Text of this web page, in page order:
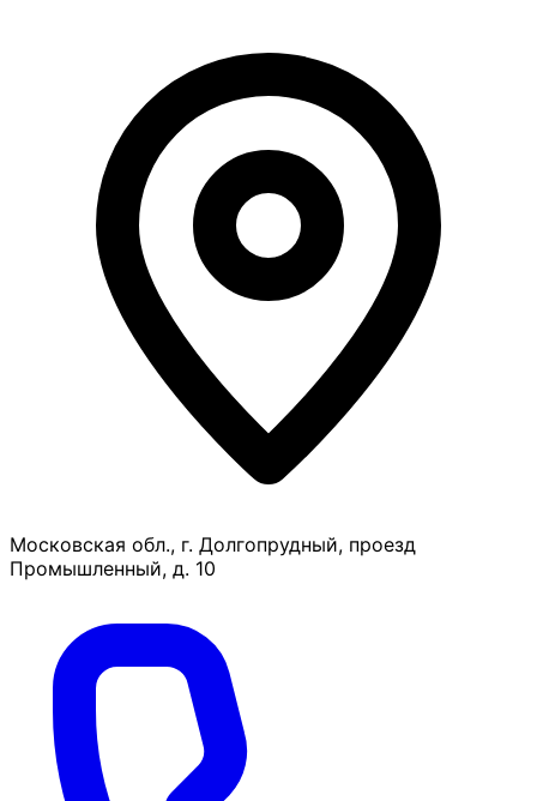
Московская обл., г. Долгопрудный, проезд
Промышленный, д. 10